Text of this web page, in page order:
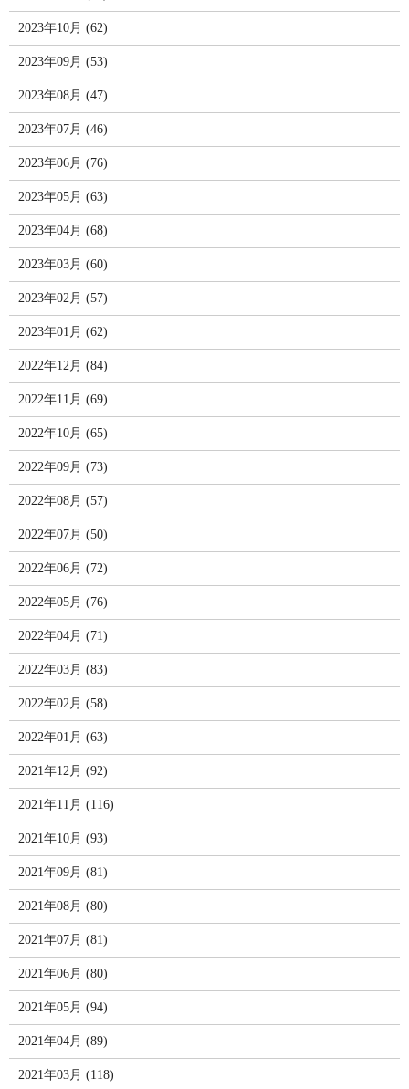
2023年10月 (62)
2023年09月 (53)
2023年08月 (47)
2023年07月 (46)
2023年06月 (76)
2023年05月 (63)
2023年04月 (68)
2023年03月 (60)
2023年02月 (57)
2023年01月 (62)
2022年12月 (84)
2022年11月 (69)
2022年10月 (65)
2022年09月 (73)
2022年08月 (57)
2022年07月 (50)
2022年06月 (72)
2022年05月 (76)
2022年04月 (71)
2022年03月 (83)
2022年02月 (58)
2022年01月 (63)
2021年12月 (92)
2021年11月 (116)
2021年10月 (93)
2021年09月 (81)
2021年08月 (80)
2021年07月 (81)
2021年06月 (80)
2021年05月 (94)
2021年04月 (89)
2021年03月 (118)